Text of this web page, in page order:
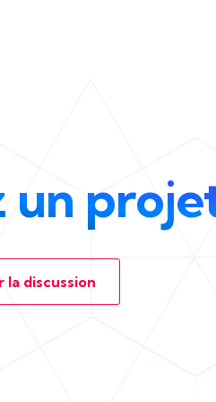
un
la discussion